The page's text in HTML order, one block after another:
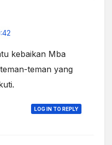
kebaikan Mba
teman yang
LOG IN TO REPLY